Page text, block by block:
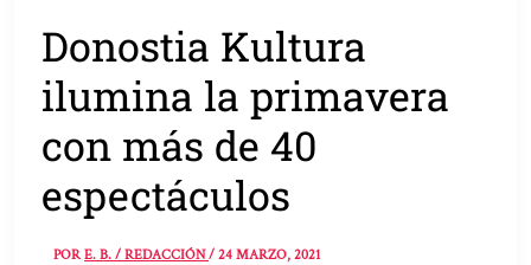
Donostia Kultura
ilumina la primavera
con más de 40
espectáculos
PORE. B. / REDACCIÓN/24 MARZO, 2021